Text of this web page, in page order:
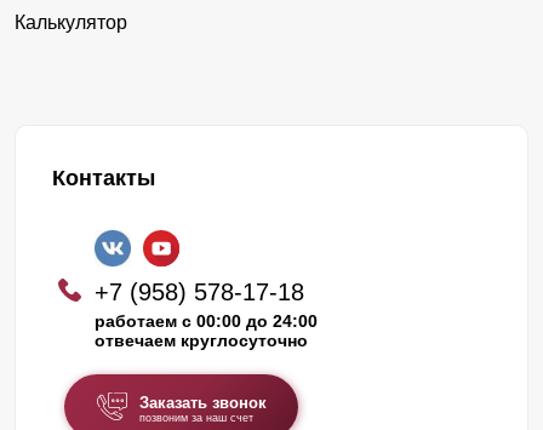
Калькулятор
Контакты
+7 (958) 578-17-18
работаем с 00:00 до 24:00
отвечаем круглосуточно
Заказать звонок
позвоним за наш счет